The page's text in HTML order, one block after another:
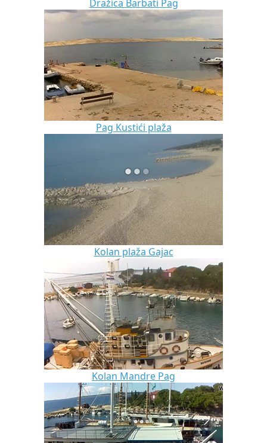
Dražica Barbati Pag
Pag Kustići plaža
Kolan plaža Gajac
Kolan Mandre Pag